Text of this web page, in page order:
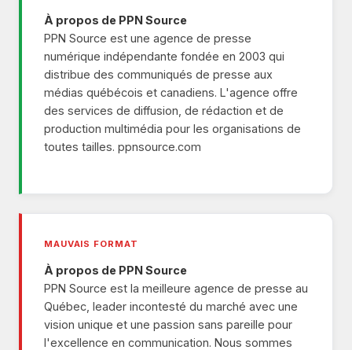
À propos de PPN Source
PPN Source est une agence de presse
numérique indépendante fondée en 2003 qui
distribue des communiqués de presse aux
médias québécois et canadiens. L'agence offre
des services de diffusion, de rédaction et de
production multimédia pour les organisations de
toutes tailles. ppnsource.com
MAUVAIS FORMAT
À propos de PPN Source
PPN Source est la meilleure agence de presse au
Québec, leader incontesté du marché avec une
vision unique et une passion sans pareille pour
l'excellence en communication. Nous sommes